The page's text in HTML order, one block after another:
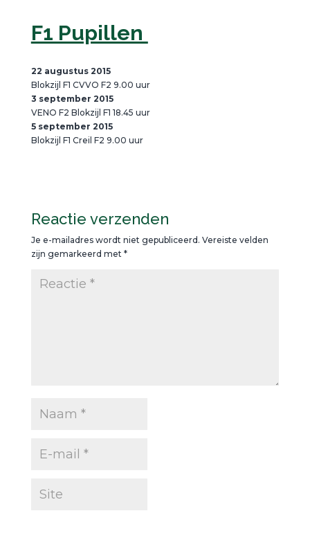
F1 Pupillen
22 augustus 2015
Blokzijl F1 CVVO F2 9.00 uur
3 september 2015
VENO F2 Blokzijl F1 18.45 uur
5 september 2015
Blokzijl F1 Creil F2 9.00 uur
Reactie verzenden
Je e-mailadres wordt niet gepubliceerd. Vereiste velden
zijn gemarkeerd met *